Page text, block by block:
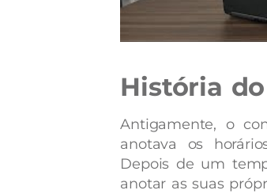
História
Antigamente, o
anotava os
Depois de um
anotar as suas